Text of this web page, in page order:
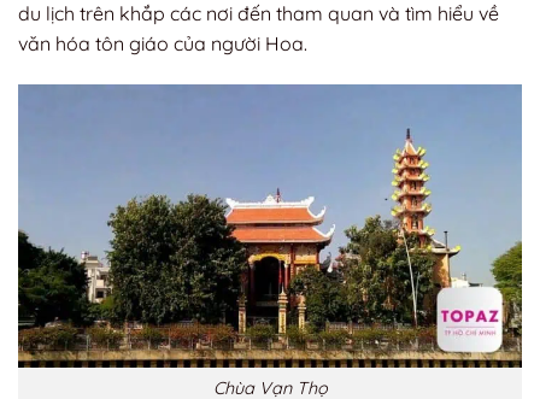
du lịch trên khắp các nơi đến tham quan và tìm hiểu về
văn hóa tôn giáo của người Hoa.
Chùa Vạn Thọ